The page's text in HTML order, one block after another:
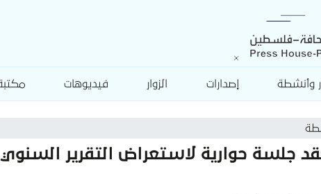
وأنشطة إصدارات الزوار فيديوهات
جلسة حوارية لاستعراض التقرير